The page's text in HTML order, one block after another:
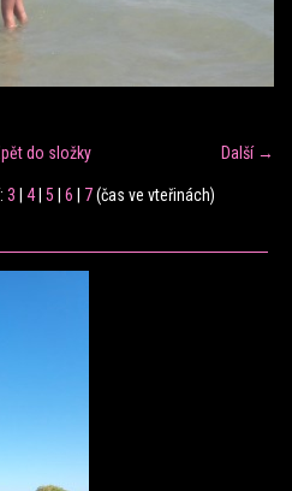
Další →
do složky
3 4| 5 6 7(čas ve vteřinách)